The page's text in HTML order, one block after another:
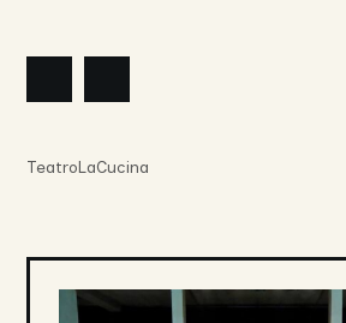
TeatroLaCucina
Slide